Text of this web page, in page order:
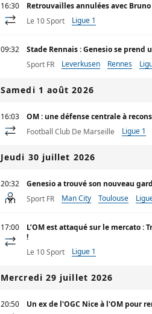
16:30
Retrouvailles annulées avec
Le 10 Sport
Ligue 1
09:32
Stade Rennais : Genesio se prend
Sport FR
Leverkusen Rennes
Samedi 1 août 2026
16:03
OM : une défense centrale à
Football Club De Marseille
Ligue 1
Jeudi 30 juillet 2026
20:32
Genesio a trouvé son nouveau
Sport FR
Man City Toulouse
17:00
L’OM est attaqué sur le mercato :
!
Le 10 Sport
Ligue 1
Mercredi 29 juillet 2026
20:50
Un ex de l'OGC Nice à l'OM pour